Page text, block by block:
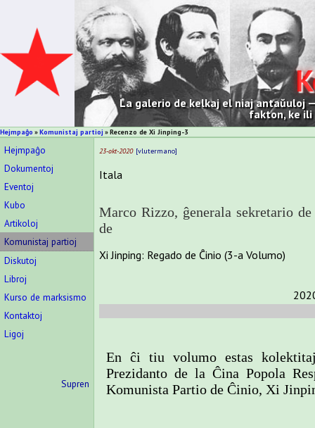
La galerio de kelkaj el niaj antaŭuloj
fakton, ke
Hejmpaĝo Komunistaj partioj Recenzo de Xi Jinping-3
Hejmpaĝo
Dokumentoj
Eventoj
Kubo
Artikoloj
Komunistaj partioj
Diskutoj
Libroj
Kurso de marksismo
Kontaktoj
Ligoj
Supren
23-okt-2020 vlutermano
Itala
Marco Rizzo, ĝenerala sekretario
de
Xi Jinping: Regado de Ĉinio (3-a Volumo)
En ĉi tiu volumo estas
Prezidanto de la Ĉina Popola
Komunista Partio de Ĉinio, Xi